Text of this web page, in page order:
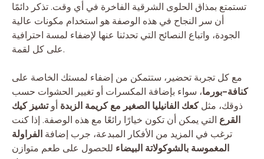
تستمتع بمذاق الحلوى الشرقية الفاخرة في أي وقت. تذكر دائمًا
أن سر النجاح في هذه الوصفة هو استخدام مكونات عالية
الجودة، واتباع النصائح التي تحدثنا عنها لإضفاء لمسة احترافية
على كل لقمة.
مع كل تجربة تحضير، ستتمكن من إضفاء لمستك الخاصة على
كنافة-بورما، سواء بإضافة المكسرات أو تغيير الحشوات حسب
ذوقك، مثلكعك الفانيليا الصغير مع كريمة الزبدة أوتشيز كيك
القرع التي يمكن أن تكون خيارًا رائعًا مع هذه الوصفة. إذا كنت
ترغب في المزيد من الأفكار المبدعة، جرب إضافة الفراولة
المغموسة بالشوكولاتة البيضاء للحصول على طعم متوازن